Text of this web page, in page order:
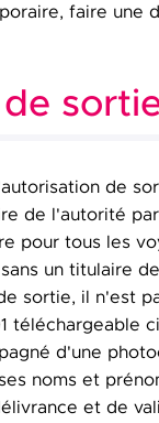
faire une
de
de l'autorité
pour tous les
un titulaire
sortie, il n'est
téléchargeable
d'une
noms et
et de